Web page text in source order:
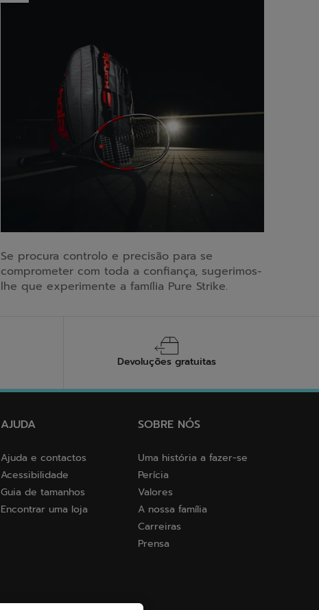
Se procura controlo e precisão para se
comprometer com toda a confiança, sugerimos-
lhe que experimente a família Pure Strike.
Devoluções gratuitas
AJUDA
Ajuda e contactos
Acessibilidade
Guia de tamanhos
Encontrar uma loja
SOBRE NÓS
Uma história a fazer-se
Perícia
Valores
A nossa família
Carreiras
Prensa